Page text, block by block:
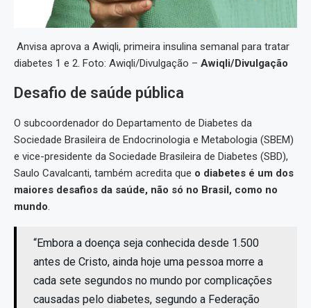
Anvisa aprova a Awiqli, primeira insulina semanal para tratar
diabetes 1 e 2. Foto: Awiqli/Divulgação – Awiqli/Divulgação
Desafio de saúde pública
O subcoordenador do Departamento de Diabetes da
Sociedade Brasileira de Endocrinologia e Metabologia (SBEM)
e vice-presidente da Sociedade Brasileira de Diabetes (SBD),
Saulo Cavalcanti, também acredita que o diabetes é um dos
maiores desafios da saúde, não só no Brasil, como no
mundo.
“Embora a doença seja conhecida desde 1.500
antes de Cristo, ainda hoje uma pessoa morre a
cada sete segundos no mundo por complicações
causadas pelo diabetes, segundo a Federação